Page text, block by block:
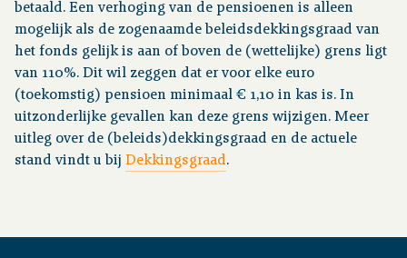
Nieuws
Contact
betaald. Een verhoging van de pensioenen is alleen
mogelijk als de zogenaamde beleidsdekkingsgraad van
het fonds gelijk is aan of boven de (wettelijke) grens ligt
van 110%. Dit wil zeggen dat er voor elke euro
(toekomstig) pensioen minimaal € 1,10 in kas is. In
uitzonderlijke gevallen kan deze grens wijzigen. Meer
uitleg over de (beleids)dekkingsgraad en de actuele
stand vindt u bij Dekkingsgraad.